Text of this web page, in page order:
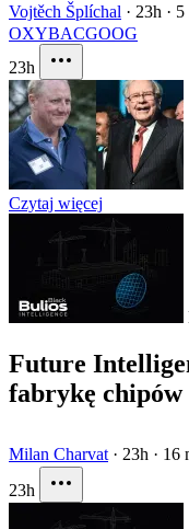
Vojtěch Šplíchal · 23h · 5
OXYBACGOOG
23h
Czytaj więcej
Future
fabrykę chipów
Milan Charvat · 23h · 16
23h